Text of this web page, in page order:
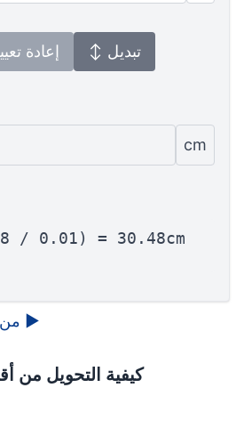
× إعادة ↕ تبديل
cm
/ 0.01) = 30.48cm
من ▶
كيفية التحويل من